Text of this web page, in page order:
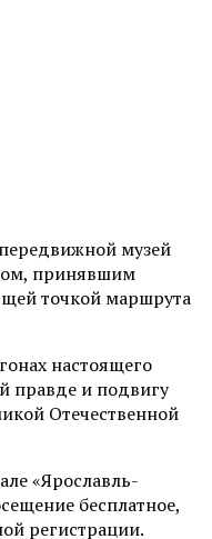
музей
принявшим
точкой маршрута
настоящего
правде и подвигу
Отечественной
«Ярославль-
бесплатное,
регистрации.